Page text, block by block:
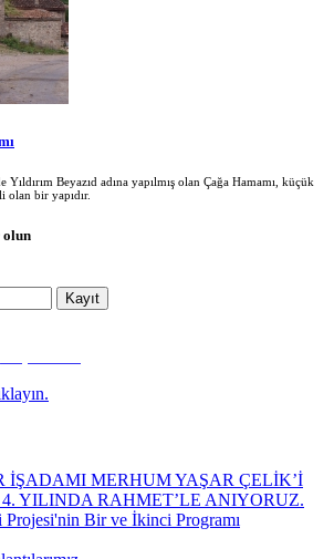
Beyazıd adına yapılmış olan Çağa Hamamı, küçük
olan bir yapıdır.
olun
İŞADAMI MERHUM YAŞAR ÇELİK’İ
YILINDA RAHMET’LE ANIYORUZ.
Bir ve İkinci Programı